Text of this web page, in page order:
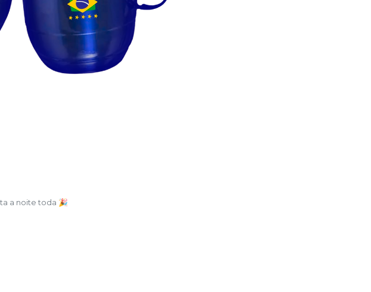
a noite toda 🎉